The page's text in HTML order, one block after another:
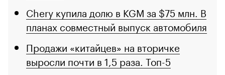
Chery купила долю в KGM за $75 млн. В
планах совместный выпуск автомобиля
Продажи «китайцев» на вторичке
выросли почти в 1,5 раза. Топ-5